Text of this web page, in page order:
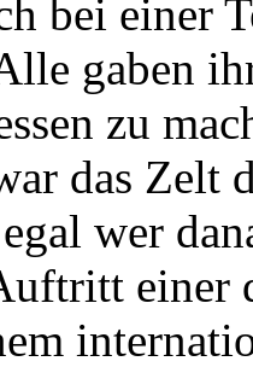
bei einer
gaben
zu
das
wer
einer